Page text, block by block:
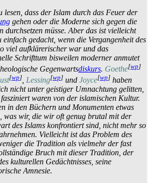
lesen, dass der Islam durch das Feuer der
gehen oder die Moderne sich gegen die
durchsetzen müsse. Aber das ist vielleicht
einfach gedacht, wenn die Vergangenheit des
viel aufklärerischer war und das
Schrifttum bisweilen moderner anmutet
Gegenwarts­diskurs. Goethe[wp]
[wp] Lessing[wp] und Joyce[wp] haben
nicht unter geistiger Umnachtung gelitten,
fasziniert waren von der islamischen Kultur.
in den Büchern und Monumenten etwas
was wir, die wir oft genug brutal mit der
des Islams konfrontiert sind, nicht mehr so
Vielleicht ist das Problem des
die Tradition als vielmehr der fast
Bruch mit dieser Tradition, der
kulturellen Gedächtnisses, seine
Amnesie.